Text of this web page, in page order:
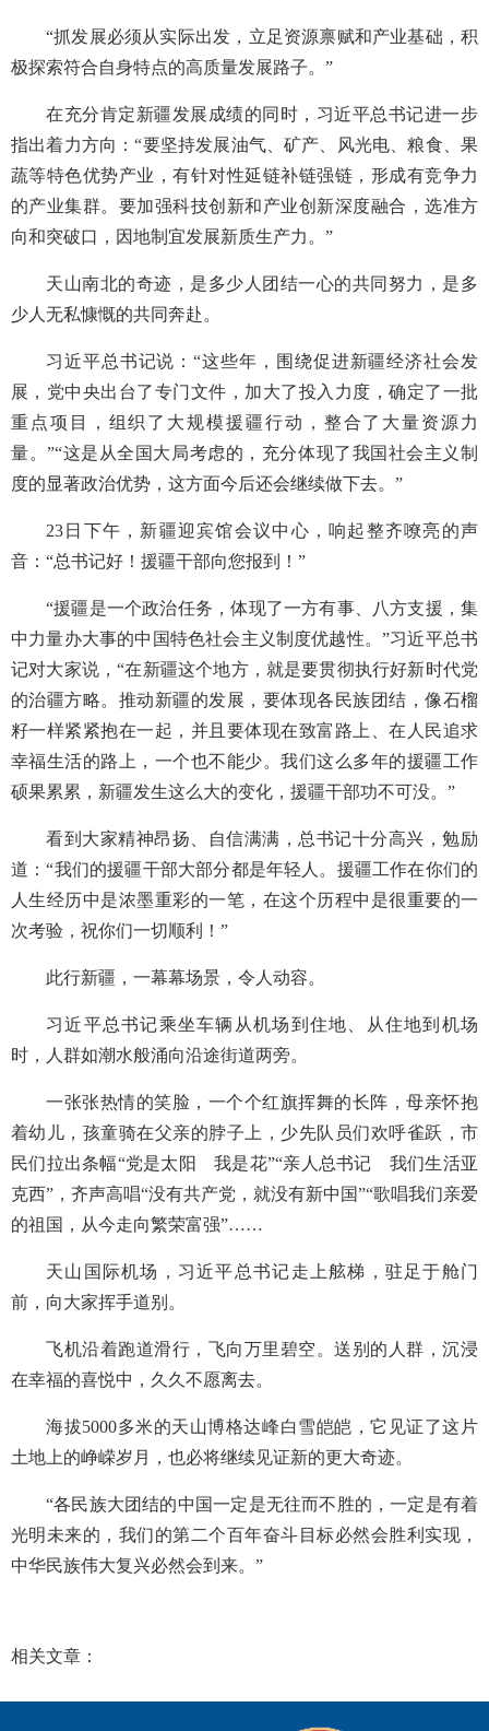
“抓发展必须从实际出发，立足资源禀赋和产业基础，积
极探索符合自身特点的高质量发展路子。”
在充分肯定新疆发展成绩的同时，习近平总书记进一步
指出着力方向：“要坚持发展油气、矿产、风光电、粮食、果
蔬等特色优势产业，有针对性延链补链强链，形成有竞争力
的产业集群。要加强科技创新和产业创新深度融合，选准方
向和突破口，因地制宜发展新质生产力。”
天山南北的奇迹，是多少人团结一心的共同努力，是多
少人无私慷慨的共同奔赴。
习近平总书记说：“这些年，围绕促进新疆经济社会发
展，党中央出台了专门文件，加大了投入力度，确定了一批
重点项目，组织了大规模援疆行动，整合了大量资源力
量。”“这是从全国大局考虑的，充分体现了我国社会主义制
度的显著政治优势，这方面今后还会继续做下去。”
23日下午，新疆迎宾馆会议中心，响起整齐嘹亮的声
音：“总书记好！援疆干部向您报到！”
“援疆是一个政治任务，体现了一方有事、八方支援，集
中力量办大事的中国特色社会主义制度优越性。”习近平总书
记对大家说，“在新疆这个地方，就是要贯彻执行好新时代党
的治疆方略。推动新疆的发展，要体现各民族团结，像石榴
籽一样紧紧抱在一起，并且要体现在致富路上、在人民追求
幸福生活的路上，一个也不能少。我们这么多年的援疆工作
硕果累累，新疆发生这么大的变化，援疆干部功不可没。”
看到大家精神昂扬、自信满满，总书记十分高兴，勉励
道：“我们的援疆干部大部分都是年轻人。援疆工作在你们的
人生经历中是浓墨重彩的一笔，在这个历程中是很重要的一
次考验，祝你们一切顺利！”
此行新疆，一幕幕场景，令人动容。
习近平总书记乘坐车辆从机场到住地、从住地到机场
时，人群如潮水般涌向沿途街道两旁。
一张张热情的笑脸，一个个红旗挥舞的长阵，母亲怀抱
着幼儿，孩童骑在父亲的脖子上，少先队员们欢呼雀跃，市
民们拉出条幅“党是太阳 我是花”“亲人总书记 我们生活亚
克西”，齐声高唱“没有共产党，就没有新中国”“歌唱我们亲爱
的祖国，从今走向繁荣富强”……
天山国际机场，习近平总书记走上舷梯，驻足于舱门
前，向大家挥手道别。
飞机沿着跑道滑行，飞向万里碧空。送别的人群，沉浸
在幸福的喜悦中，久久不愿离去。
海拔5000多米的天山博格达峰白雪皑皑，它见证了这片
土地上的峥嵘岁月，也必将继续见证新的更大奇迹。
“各民族大团结的中国一定是无往而不胜的，一定是有着
光明未来的，我们的第二个百年奋斗目标必然会胜利实现，
中华民族伟大复兴必然会到来。”
相关文章：